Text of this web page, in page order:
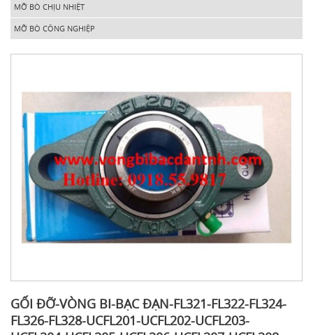
MỠ BÒ CHỊU NHIỆT
MỠ BÒ CÔNG NGHIỆP
GỐI ĐỠ-VÒNG BI-BẠC ĐẠN-FL321-FL322-FL324-
FL326-FL328-UCFL201-UCFL202-UCFL203-